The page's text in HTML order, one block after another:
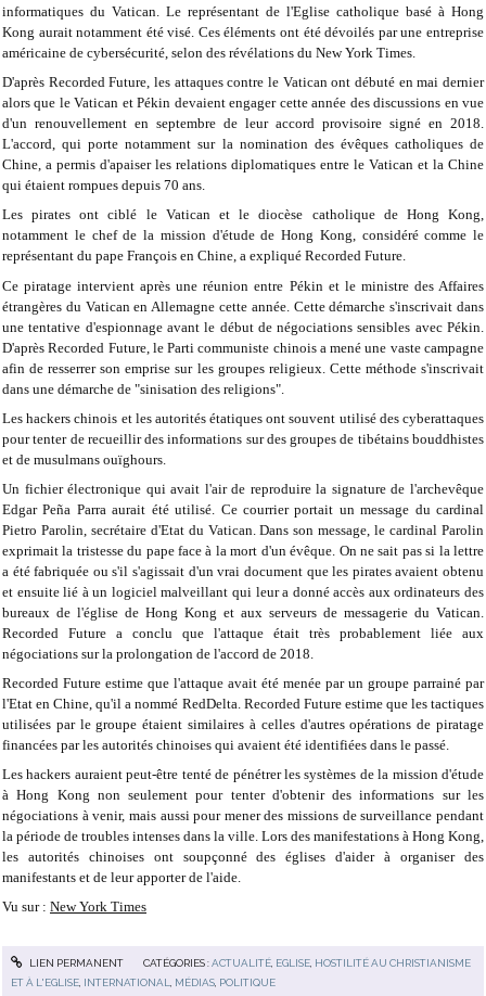
informatiques du Vatican. Le représentant de l'Eglise catholique basé à Hong
Kong aurait notamment été visé. Ces éléments ont été dévoilés par une entreprise
américaine de cybersécurité, selon des révélations du New York Times.
D'après Recorded Future, les attaques contre le Vatican ont débuté en mai dernier
alors que le Vatican et Pékin devaient engager cette année des discussions en vue
d'un renouvellement en septembre de leur accord provisoire signé en 2018.
L'accord, qui porte notamment sur la nomination des évêques catholiques de
Chine, a permis d'apaiser les relations diplomatiques entre le Vatican et la Chine
qui étaient rompues depuis 70 ans.
Les pirates ont ciblé le Vatican et le diocèse catholique de Hong Kong,
notamment le chef de la mission d'étude de Hong Kong, considéré comme le
représentant du pape François en Chine, a expliqué Recorded Future.
Ce piratage intervient après une réunion entre Pékin et le ministre des Affaires
étrangères du Vatican en Allemagne cette année. Cette démarche s'inscrivait dans
une tentative d'espionnage avant le début de négociations sensibles avec Pékin.
D'après Recorded Future, le Parti communiste chinois a mené une vaste campagne
afin de resserrer son emprise sur les groupes religieux. Cette méthode s'inscrivait
dans une démarche de "sinisation des religions".
Les hackers chinois et les autorités étatiques ont souvent utilisé des cyberattaques
pour tenter de recueillir des informations sur des groupes de tibétains bouddhistes
et de musulmans ouïghours.
Un fichier électronique qui avait l'air de reproduire la signature de l'archevêque
Edgar Peña Parra aurait été utilisé. Ce courrier portait un message du cardinal
Pietro Parolin, secrétaire d'Etat du Vatican. Dans son message, le cardinal Parolin
exprimait la tristesse du pape face à la mort d'un évêque. On ne sait pas si la lettre
a été fabriquée ou s'il s'agissait d'un vrai document que les pirates avaient obtenu
et ensuite lié à un logiciel malveillant qui leur a donné accès aux ordinateurs des
bureaux de l'église de Hong Kong et aux serveurs de messagerie du Vatican.
Recorded Future a conclu que l'attaque était très probablement liée aux
négociations sur la prolongation de l'accord de 2018.
Recorded Future estime que l'attaque avait été menée par un groupe parrainé par
l'Etat en Chine, qu'il a nommé RedDelta. Recorded Future estime que les tactiques
utilisées par le groupe étaient similaires à celles d'autres opérations de piratage
financées par les autorités chinoises qui avaient été identifiées dans le passé.
Les hackers auraient peut-être tenté de pénétrer les systèmes de la mission d'étude
à Hong Kong non seulement pour tenter d'obtenir des informations sur les
négociations à venir, mais aussi pour mener des missions de surveillance pendant
la période de troubles intenses dans la ville. Lors des manifestations à Hong Kong,
les autorités chinoises ont soupçonné des églises d'aider à organiser des
manifestants et de leur apporter de l'aide.
Vu sur : New York Times
LIEN PERMANENT CATÉGORIES :ACTUALITÉ, EGLISE, HOSTILITÉ AU CHRISTIANISME
ET À L'EGLISE, INTERNATIONAL, MÉDIAS, POLITIQUE